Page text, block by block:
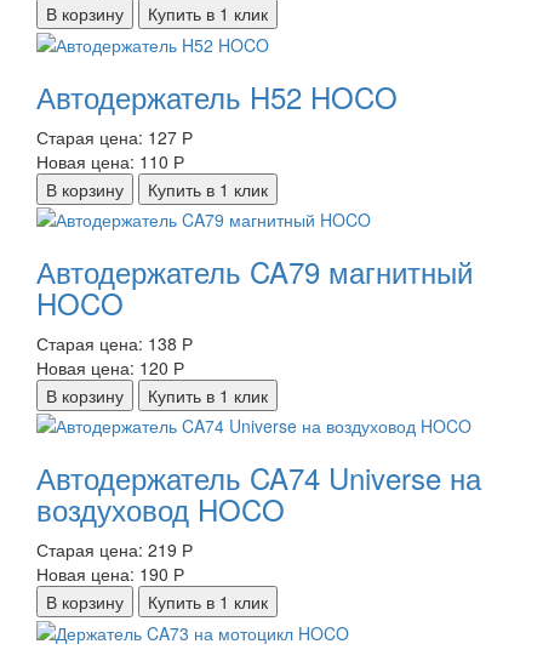
В корзину
Купить в 1 клик
Автодержатель H52 HOCO
Старая цена: 127 Р
Новая цена: 110 Р
В корзину
Купить в 1 клик
Автодержатель CA79 магнитный
HOCO
Старая цена: 138 Р
Новая цена: 120 Р
В корзину
Купить в 1 клик
Автодержатель CA74 Universe на
воздуховод HOCO
Старая цена: 219 Р
Новая цена: 190 Р
В корзину
Купить в 1 клик